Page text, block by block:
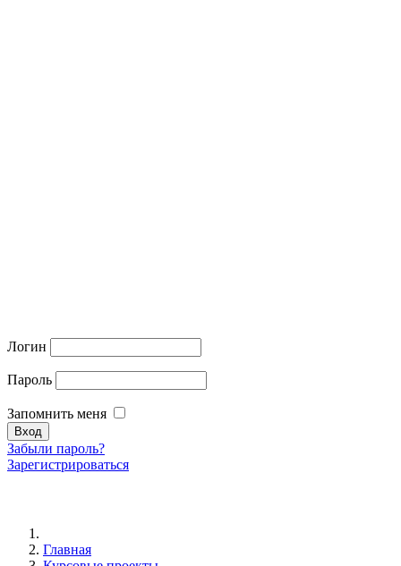
Логин
Пароль
Запомнить меня
Забыли пароль?
Зарегистрироваться
Главная